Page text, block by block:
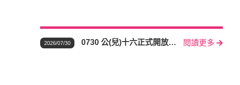
2026/07/30
0730 公(兒)十六正式開放啟
閱讀更多